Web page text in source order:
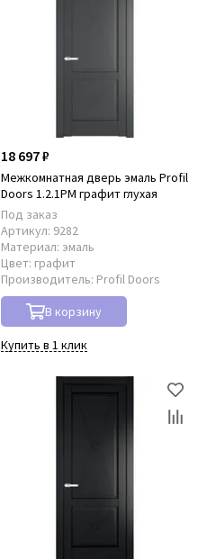
18 697 ₽
Межкомнатная дверь эмаль Profil
Doors 1.2.1PM графит глухая
Под заказ
Артикул: 9282
Материал: эмаль
Цвет: графит
Производитель: Profil Doors
В корзину
Купить в 1 клик